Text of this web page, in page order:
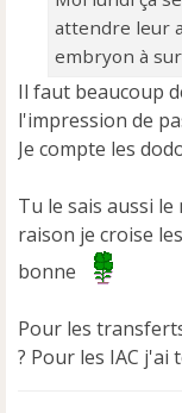
u
attendre leur
embryon à
Il faut beaucoup
l'impression de
Je compte les
Tu le sais aussi
raison je croise
bonne
Pour les
? Pour les IAC